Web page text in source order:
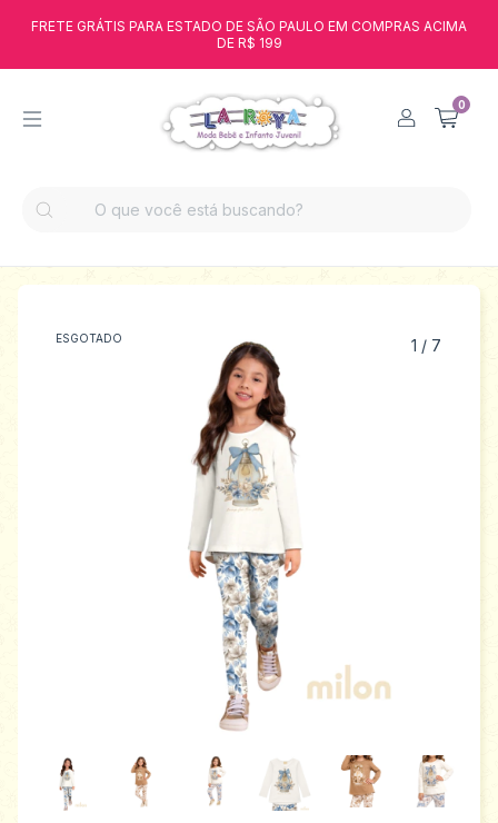
FRETE GRÁTIS PARA ESTADO DE SÃO PAULO EM COMPRAS ACIMA
DE R$ 199
0
ESGOTADO 1 / 7